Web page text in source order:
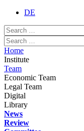
DE
Home
Institute
Team
Economic Team
Legal Team
Digital
Library
News
Review